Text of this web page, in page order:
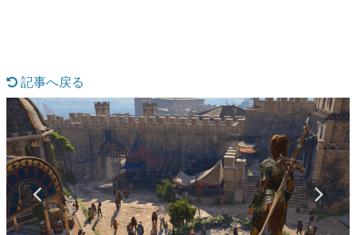
特集記事
マンガ
女性向け
アプリレビュー
その他
記事へ戻る